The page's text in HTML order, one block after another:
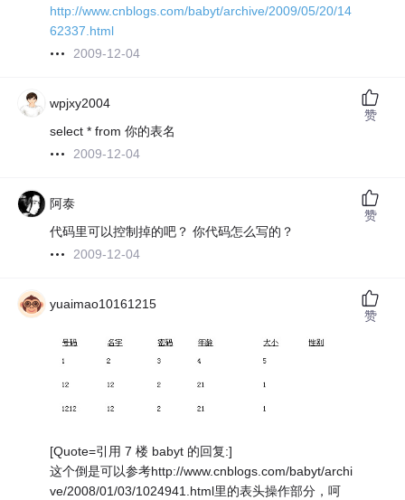
http://www.cnblogs.com/babyt/archive/2009/05/20/14
62337.html
2009-12-04
wpjxy2004
select * from 你的表名
2009-12-04
赞
阿泰
代码里可以控制掉的吧？ 你代码怎么写的？
2009-12-04
赞
yuaimao10161215
[Quote=引用 7 楼 babyt 的回复:]
这个倒是可以参考http://www.cnblogs.com/babyt/archi
ve/2008/01/03/1024941.html里的表头操作部分，呵
赞